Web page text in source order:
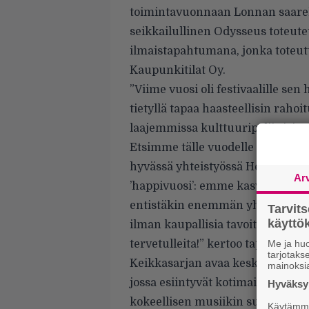
toimintavuonnaan Lonnan
seikkailullinen Odysseus
ilmaistapahtumana, jonka
Kaupunkitilat Oy.
”Viime vuosi oli festivaalille
tietyllä tapaa haasteellisin
laajemmissa
Etsimme tälle vuodelle uutta
hyvässä yhteistyössä Helsingin
’happivuosi’: emme kasvata ja
entistäkin enemmän
ilman kaupallisia tavoitteita.
tervetulleita!” kertoo
Keikkasarjan avaa keskiviikon
jossa esiintyvät kotimaisen
kokeellisen musiikin
Me ja